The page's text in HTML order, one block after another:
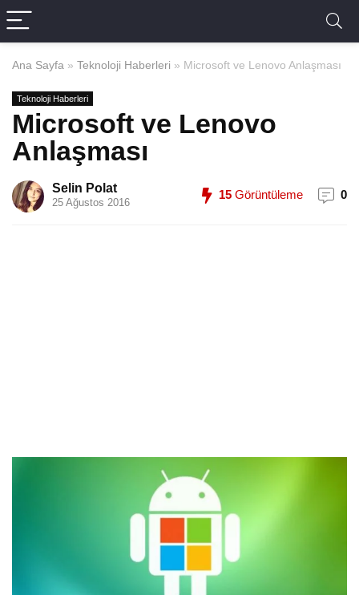
Ana Sayfa » Teknoloji Haberleri » Microsoft ve Lenovo Anlaşması
Teknoloji Haberleri
Microsoft ve Lenovo
Anlaşması
Selin Polat
25 Ağustos 2016
15 Görüntüleme 0